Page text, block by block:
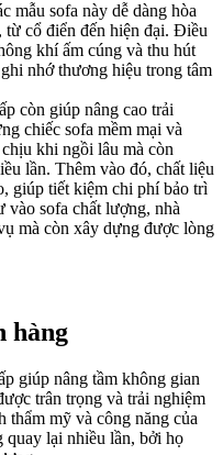
mẫu sofa này dễ dàng hòa
từ cổ điển đến hiện đại. Điều
khí ấm cúng và thu hút
nhớ thương hiệu trong tâm
còn giúp nâng cao trải
chiếc sofa mềm mại và
khi ngồi lâu mà còn
lần. Thêm vào đó, chất liệu
giúp tiết kiệm chi phí bảo trì
sofa chất lượng, nhà
mà còn xây dựng được lòng
hàng
giúp nâng tầm không gian
trân trọng và trải nghiệm
mỹ và công năng của
quay lại nhiều lần, bởi họ